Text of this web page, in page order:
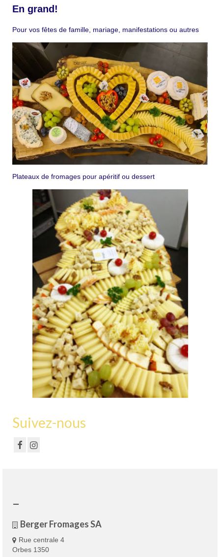
La Crème double
Le Beurre
Les mélanges de fondue maison
Le Lait pasteurisé
En Vrac
L’équipe
Contacts
En grand!
Pour vos fêtes de famille, mariage, manifestations ou autres
Plateaux de fromages pour apéritif ou dessert
Suivez-nous
–
Berger Fromages SA
Rue centrale 4
Orbes 1350